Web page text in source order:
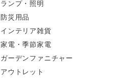
ランプ・照明
防災用品
インテリア雑貨
家電・季節家電
ガーデンファニチャー
アウトレット